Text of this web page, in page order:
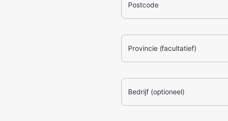
Postcode
Provincie (facultatief)
Bedrijf (optioneel)